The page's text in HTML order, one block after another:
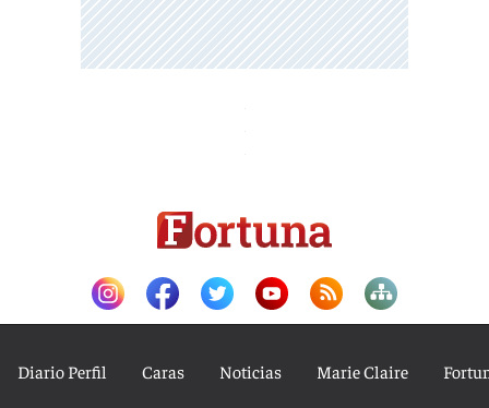
Diario Perfil Caras Noticias Marie Claire